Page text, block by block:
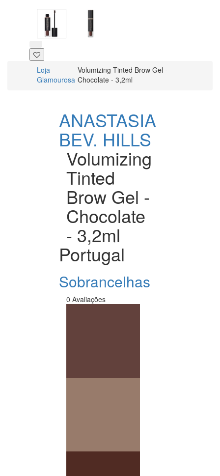
Loja
Glamourosa
Volumizing Tinted Brow Gel -
Chocolate - 3,2ml
ANASTASIA
BEV. HILLS
Volumizing
Tinted
Brow Gel -
Chocolate
- 3,2ml
Portugal
Sobrancelhas
0 Avaliações